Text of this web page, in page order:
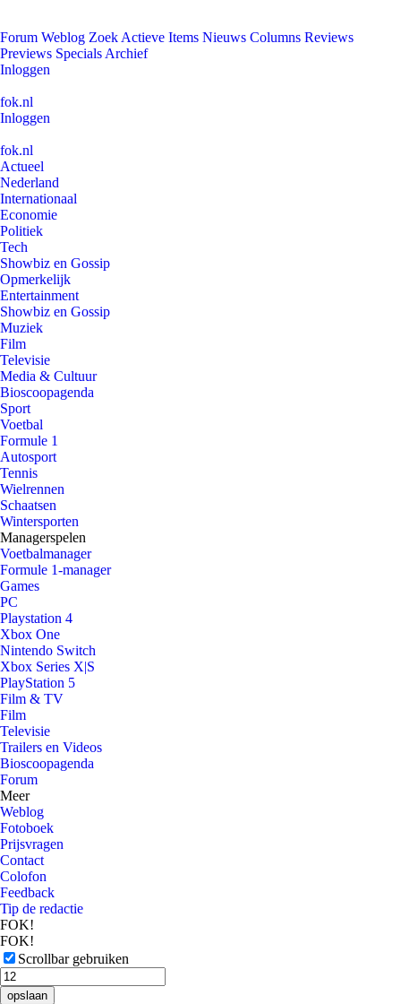
Forum Weblog Zoek Actieve Items Nieuws Columns Reviews
Previews Specials Archief
Inloggen
fok.nl
Inloggen
fok.nl
Actueel
Nederland
Internationaal
Economie
Politiek
Tech
Showbiz en Gossip
Opmerkelijk
Entertainment
Showbiz en Gossip
Muziek
Film
Televisie
Media & Cultuur
Bioscoopagenda
Sport
Voetbal
Formule 1
Autosport
Tennis
Wielrennen
Schaatsen
Wintersporten
Managerspelen
Voetbalmanager
Formule 1-manager
Games
PC
Playstation 4
Xbox One
Nintendo Switch
Xbox Series X|S
PlayStation 5
Film & TV
Film
Televisie
Trailers en Videos
Bioscoopagenda
Forum
Meer
Weblog
Fotoboek
Prijsvragen
Contact
Colofon
Feedback
Tip de redactie
FOK!
FOK!
Scrollbar gebruiken
opslaan